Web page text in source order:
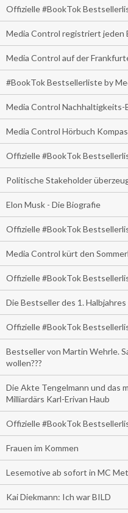
Offizielle #BookTok
Media Control registriert jeden
Media Control auf der
#BookTok Bestsellerliste by
Media Control Nachhaltigkeits-
Media Control Hörbuch
Offizielle #BookTok
Politische Stakeholder
Elon Musk - Die Biografie
Offizielle #BookTok
Media Control kürt den
Offizielle #BookTok
Die Bestseller des 1.
Offizielle #BookTok
Bestseller von Martin Wehrle.
wollen???
Die Akte Tengelmann und das
Milliardärs Karl-Erivan Haub
Offizielle #BookTok
Frauen im Kommen
Lesemotive ab sofort in MC
Kai Diekmann: Ich war BILD